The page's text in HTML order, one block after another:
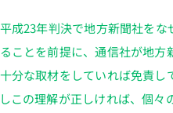
成23年判決で地方新聞社を
ことを前提に、通信社が地
分な取材をしていれば免責
この理解が正しければ、個